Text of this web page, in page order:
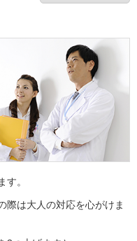
。
際は大人の対応を心がけま